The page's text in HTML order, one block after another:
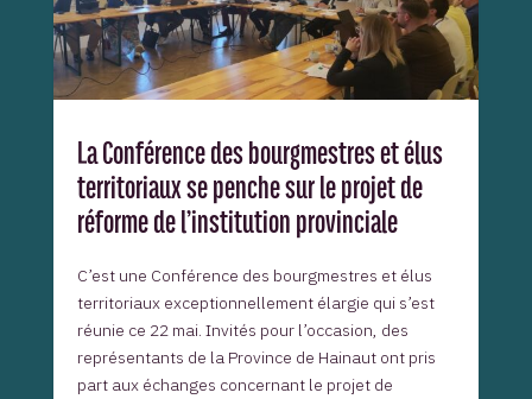
La Conférence des bourgmestres et élus
territoriaux se penche sur le projet de
réforme de l’institution provinciale
C’est une Conférence des bourgmestres et élus
territoriaux exceptionnellement élargie qui s’est
réunie ce 22 mai. Invités pour l’occasion, des
représentants de la Province de Hainaut ont pris
part aux échanges concernant le projet de